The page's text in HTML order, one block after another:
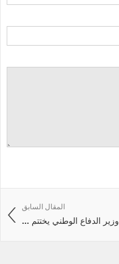
المقال السابق
وزير الدفاع الوطني يختتم ...